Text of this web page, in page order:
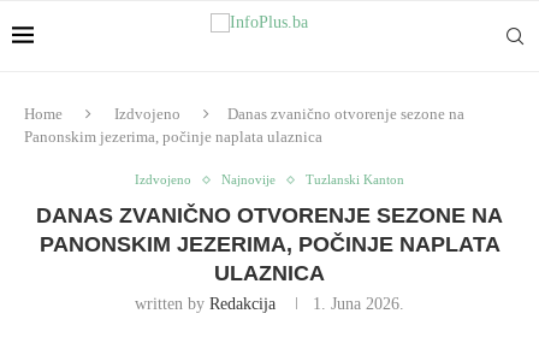
Home Izdvojeno
Danas zvanično otvorenje sezone na
Panonskim jezerima, počinje naplata ulaznica
Izdvojeno Najnovije Tuzlanski Kanton
DANAS ZVANIČNO OTVORENJE SEZONE NA
PANONSKIM JEZERIMA, POČINJE NAPLATA
ULAZNICA
written by Redakcija 1. Juna 2026.